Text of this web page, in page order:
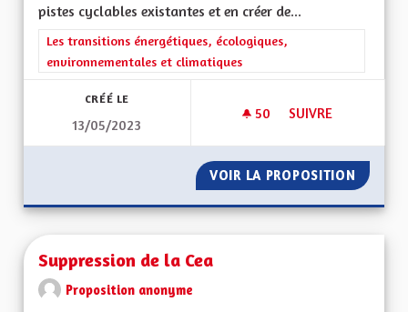
pistes cyclables existantes et en créer de...
Filtrer les résultats de la catégorie : Les transitions
Les transitions énergétiques, écologiques,
environnementales et climatiques
CRÉÉ LE
13/05/2023
50 50 ABONNÉS
SUIVRE
VOIR LA PROPOSITION
Suppression de la Cea
Proposition anonyme